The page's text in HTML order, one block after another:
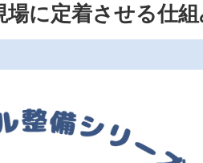
に定着させる仕